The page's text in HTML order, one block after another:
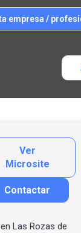
empresa /
Ver
Microsite
Contactar
por correo
Las Rozas de